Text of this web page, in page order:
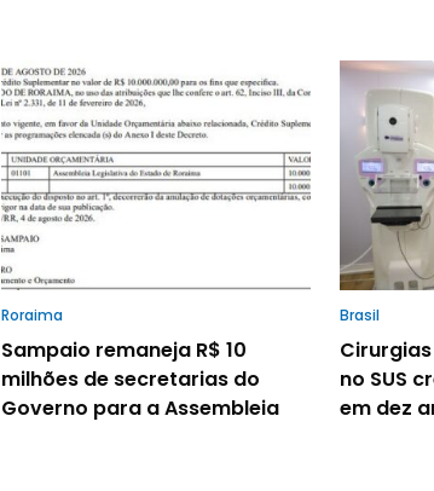
Roraima
Sampaio remaneja R$ 10
milhões de secretarias do
Governo para a Assembleia
Brasil
no SUS
em dez